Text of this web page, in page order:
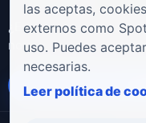
¿Eres artista,
novedades, galas,
las aceptas,
externos como
uso. Puedes
necesarias.
Leer política de